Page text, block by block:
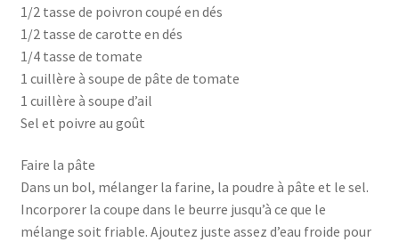
1/2 tasse de poivron coupé en dés
1/2 tasse de carotte en dés
1/4 tasse de tomate
1 cuillère à soupe de pâte de tomate
1 cuillère à soupe d’ail
Sel et poivre au goût
Faire la pâte
Dans un bol, mélanger la farine, la poudre à pâte et le sel.
Incorporer la coupe dans le beurre jusqu’à ce que le
mélange soit friable. Ajoutez juste assez d’eau froide pour